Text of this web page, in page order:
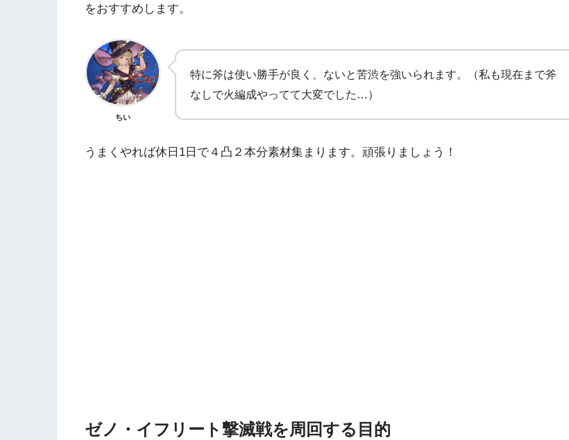
をおすすめします。
ちい
特に斧は使い勝手が良く、ないと苦渋を強いられます。（私も現在まで斧
なしで火編成やってて大変でした…）
うまくやれば休日1日で４凸２本分素材集まります。頑張りましょう！
ゼノ・イフリート撃滅戦を周回する目的